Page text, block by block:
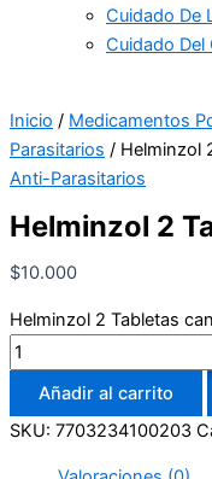
Cuidado De
Cuidado Del
Inicio / Medicamentos
Parasitarios / Helminzol
Anti-Parasitarios
Helminzol 2
$10.000
Helminzol 2 Tabletas
Añadir al carrito
SKU: 7703234100203